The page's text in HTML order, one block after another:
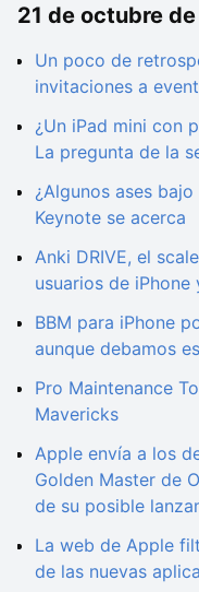
21 de octubre
Un poco de
invitaciones a
¿Un iPad mini con
La pregunta de la
¿Algunos ases
Keynote se acerca
Anki DRIVE, el
usuarios de
BBM para iPhone
aunque debamos
Pro Maintenance
Mavericks
Apple envía a los
Golden Master de
de su posible
La web de Apple
de las nuevas